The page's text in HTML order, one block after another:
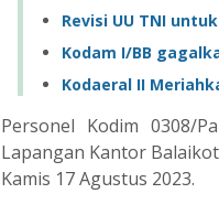
Revisi UU TNI
Kodam I/BB
Kodaeral II
Personel Kodim 0308/
Lapangan Kantor
Kamis 17 Agustus 2023.